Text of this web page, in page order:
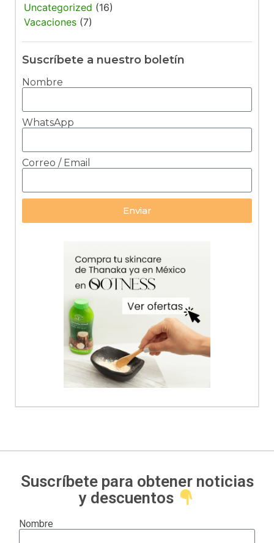
Uncategorized (16)
Vacaciones (7)
Suscríbete a nuestro boletín
Nombre
WhatsApp
Correo / Email
Enviar
Suscríbete para obtener noticias
y descuentos
Nombre